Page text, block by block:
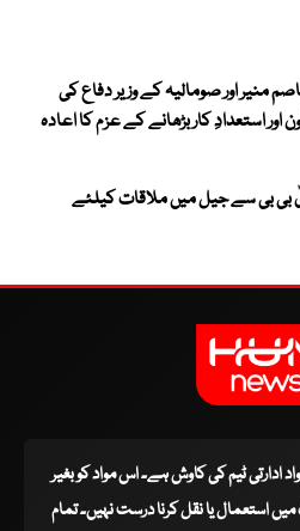
منیر اور صومالیہ کے وزیر دفاع کی
اور استعدادِ کار بڑھانے کے عزم کا اعادہ
بی بی سے جیل میں ملاقات کیلئے
ادارتی ٹیم کی کاوش ہے۔ اس مواد کو بغیر
استعمال یا نقل کرنا درست نہیں۔ تمام